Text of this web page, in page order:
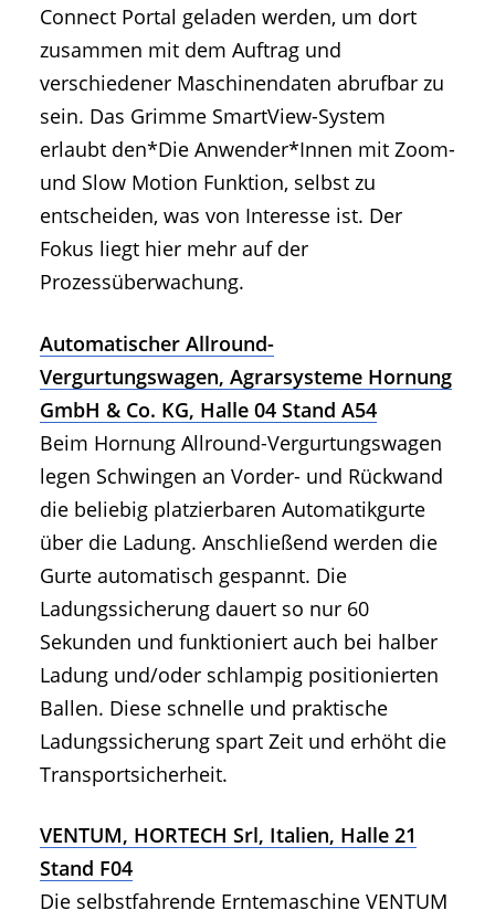
Connect Portal geladen werden, um dort
zusammen mit dem Auftrag und
verschiedener Maschinendaten abrufbar zu
sein. Das Grimme SmartView-System
erlaubt den*Die Anwender*Innen mit Zoom-
und Slow Motion Funktion, selbst zu
entscheiden, was von Interesse ist. Der
Fokus liegt hier mehr auf der
Prozessüberwachung.
Automatischer Allround-
Vergurtungswagen, Agrarsysteme Hornung
GmbH & Co. KG, Halle 04 Stand A54
Beim Hornung Allround-Vergurtungswagen
legen Schwingen an Vorder- und Rückwand
die beliebig platzierbaren Automatikgurte
über die Ladung. Anschließend werden die
Gurte automatisch gespannt. Die
Ladungssicherung dauert so nur 60
Sekunden und funktioniert auch bei halber
Ladung und/oder schlampig positionierten
Ballen. Diese schnelle und praktische
Ladungssicherung spart Zeit und erhöht die
Transportsicherheit.
VENTUM, HORTECH Srl, Italien, Halle 21
Stand F04
Die selbstfahrende Erntemaschine VENTUM